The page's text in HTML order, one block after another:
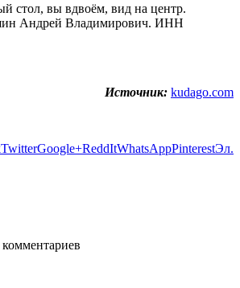
стол, вы вдвоём, вид на центр.
Андрей Владимирович. ИНН
Источник: kudago.com
TwitterGoogle+ReddItWhatsAppPinterestЭл.
комментариев